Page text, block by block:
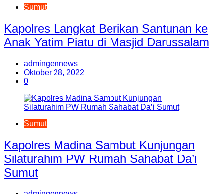
Sumut
Kapolres Langkat Berikan Santunan ke
Anak Yatim Piatu di Masjid Darussalam
admingennews
Oktober 28, 2022
0
Sumut
Kapolres Madina Sambut Kunjungan
Silaturahim PW Rumah Sahabat Da’i
Sumut